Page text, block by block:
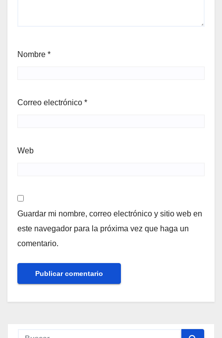
Nombre *
Correo electrónico *
Web
Guardar mi nombre, correo electrónico y sitio web en
este navegador para la próxima vez que haga un
comentario.